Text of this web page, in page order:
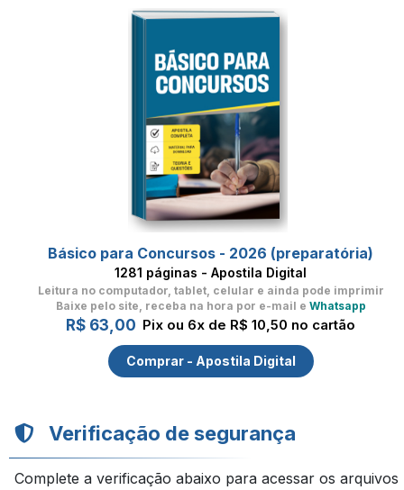
Básico para Concursos - 2026 (preparatória)
1281 páginas - Apostila Digital
Leitura no computador, tablet, celular e ainda pode imprimir
Baixe pelo site, receba na hora por e-mail e Whatsapp
R$ 63,00 Pix ou 6x de R$ 10,50 no cartão
Comprar - Apostila Digital
Verificação de segurança
Complete a verificação abaixo para acessar os arquivos